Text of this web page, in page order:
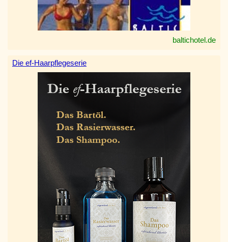
baltichotel.de
Die ef-Haarpflegeserie